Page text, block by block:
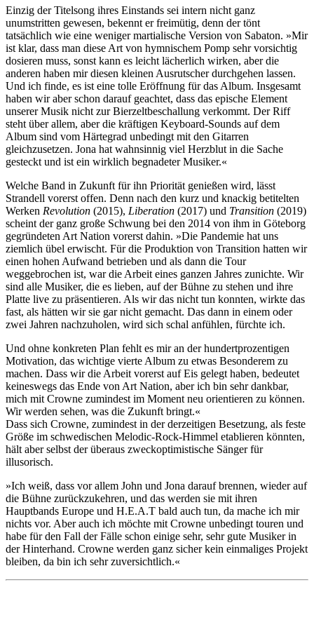
Einzig der Titelsong ihres Einstands sei intern nicht ganz
unumstritten gewesen, bekennt er freimütig, denn der tönt
tatsächlich wie eine weniger martialische Version von Sabaton. »Mir
ist klar, dass man diese Art von hymnischem Pomp sehr vorsichtig
dosieren muss, sonst kann es leicht lächerlich wirken, aber die
anderen haben mir diesen kleinen Ausrutscher durchgehen lassen.
Und ich finde, es ist eine tolle Eröffnung für das Album. Insgesamt
haben wir aber schon darauf geachtet, dass das epische Element
unserer Musik nicht zur Bierzeltbeschallung verkommt. Der Riff
steht über allem, aber die kräftigen Keyboard-Sounds auf dem
Album sind vom Härtegrad unbedingt mit den Gitarren
gleichzusetzen. Jona hat wahnsinnig viel Herzblut in die Sache
gesteckt und ist ein wirklich begnadeter Musiker.«
Welche Band in Zukunft für ihn Priorität genießen wird, lässt
Strandell vorerst offen. Denn nach den kurz und knackig betitelten
Werken Revolution (2015), Liberation (2017) und Transition (2019)
scheint der ganz große Schwung bei den 2014 von ihm in Göteborg
gegründeten Art Nation vorerst dahin. »Die Pandemie hat uns
ziemlich übel erwischt. Für die Produktion von Transition hatten wir
einen hohen Aufwand betrieben und als dann die Tour
weggebrochen ist, war die Arbeit eines ganzen Jahres zunichte. Wir
sind alle Musiker, die es lieben, auf der Bühne zu stehen und ihre
Platte live zu präsentieren. Als wir das nicht tun konnten, wirkte das
fast, als hätten wir sie gar nicht gemacht. Das dann in einem oder
zwei Jahren nachzuholen, wird sich schal anfühlen, fürchte ich.
Und ohne konkreten Plan fehlt es mir an der hundertprozentigen
Motivation, das wichtige vierte Album zu etwas Besonderem zu
machen. Dass wir die Arbeit vorerst auf Eis gelegt haben, bedeutet
keineswegs das Ende von Art Nation, aber ich bin sehr dankbar,
mich mit Crowne zumindest im Moment neu orientieren zu können.
Wir werden sehen, was die Zukunft bringt.«
Dass sich Crowne, zumindest in der derzeitigen Besetzung, als feste
Größe im schwedischen Melodic-Rock-Himmel etablieren könnten,
hält aber selbst der überaus zweckoptimistische Sänger für
illusorisch.
»Ich weiß, dass vor allem John und Jona darauf brennen, wieder auf
die Bühne zurückzukehren, und das werden sie mit ihren
Hauptbands Europe und H.E.A.T bald auch tun, da mache ich mir
nichts vor. Aber auch ich möchte mit Crowne unbedingt touren und
habe für den Fall der Fälle schon einige sehr, sehr gute Musiker in
der Hinterhand. Crowne werden ganz sicher kein einmaliges Projekt
bleiben, da bin ich sehr zuversichtlich.«